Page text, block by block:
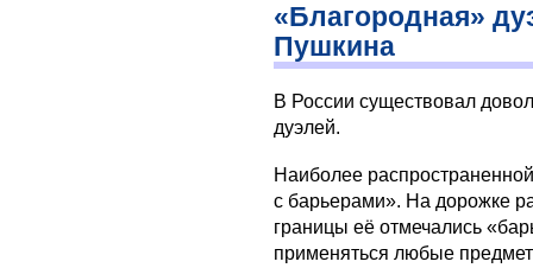
«Благородная»
Пушкина
В России существовал
дуэлей.
Наиболее
с барьерами». На дорожке
границы её отмечались
применяться любые